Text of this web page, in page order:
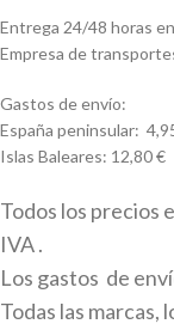
Entrega 24/48 horas
Empresa de
Gastos de envío:
España peninsular:
Islas Baleares: 12,80 €
Todos los precios
IVA .
Los gastos de
Todas las